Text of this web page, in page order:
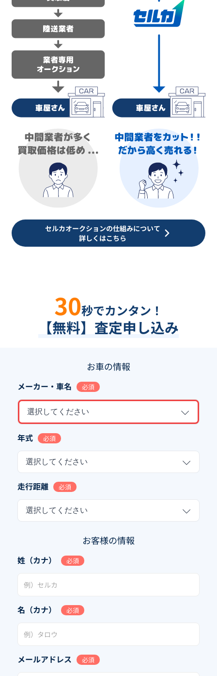
セルカオークションの仕組みについて
詳しくはこちら
30秒でカンタン！
【無料】査定申し込み
お車の情報
メーカー・車名 必須
選択してください
年式 必須
選択してください
走行距離 必須
選択してください
お客様の情報
姓（カナ） 必須
名（カナ） 必須
メールアドレス 必須